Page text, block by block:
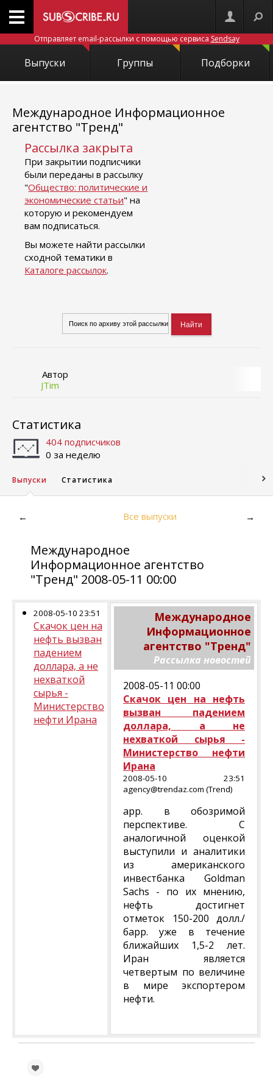
Отправляет email-рассылки с помощью сервиса Sendsay
Выпуски Группы Подборки
Международное Информационное
агентство "Тренд"
Рассылка закрыта
При закрытии подписчики
были переданы в рассылку
"Общество: политические и
экономические статьи" на
которую и рекомендуем
вам подписаться.
Вы можете найти рассылки
сходной тематики в
Каталоге рассылок.
Автор
JTim
Статистика
404 подписчиков
0 за неделю
Выпуски Статистика
← Все выпуски →
Международное
Информационное агентство
"Тренд" 2008-05-11 00:00
2008-05-10 23:51
Скачок цен на
нефть вызван
падением
доллара, а не
нехваткой
сырья -
Министерство
нефти Ирана
Международное
Информационное
агентство "Тренд"
Рассылка новостей
2008-05-11 00:00
Скачок цен на нефть
вызван падением
доллара, а не
нехваткой сырья -
Министерство нефти
Ирана
2008-05-10 23:51
agency@trendaz.com (Trend)
арр. в обозримой
перспективе. С
аналогичной оценкой
выступили и аналитики
из американского
инвестбанка Goldman
Sachs - по их мнению,
нефть достигнет
отметок 150-200 долл./
барр. уже в течение
ближайших 1,5-2 лет.
Иран является
четвертым по величине
в мире экспортером
нефти.